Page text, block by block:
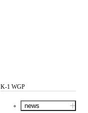
K-1 WGP
news